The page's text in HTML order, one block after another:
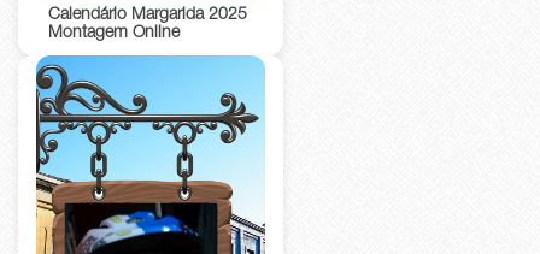
Calendário Margarida 2025
Montagem Online